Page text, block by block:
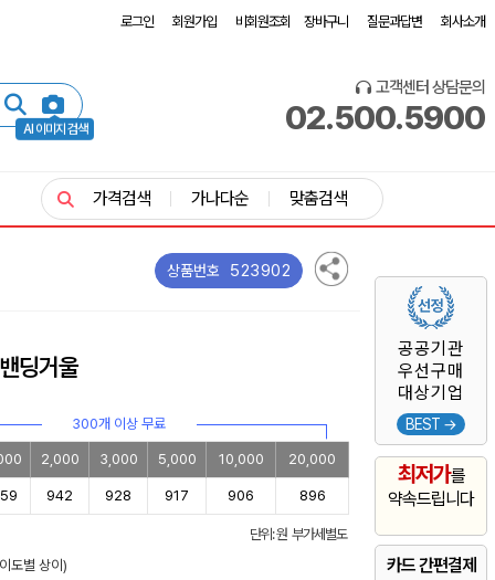
로그인 회원가입 비회원조회 장바구니 질문과답변 회사소개
AI 이미지 검색
고객센터 상담문의
02.500.5900
공공기관
우선구매
대상기업
BEST →
최저가를
약속드립니다
카드 간편결제
가격검색 가나다순 맞춤검색
상품번호 523902
딩거울
300개 이상 무료
2,000 3,000 5,000 10,000 20,000
942 928 917 906 896
단위: 원 부가세별도
도별 상이)